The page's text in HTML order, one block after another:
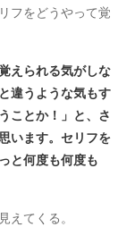
フをどうやって覚
えられる気がしな
違うような気もす
ことか！」と、さ
います。セリフを
と何度も何度も
てくる。